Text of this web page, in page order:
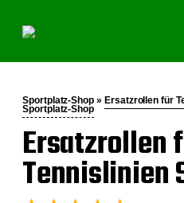
Sportplatz-Shop » Ersatzrollen für
Sportplatz-Shop
Ersatzrollen
Tennislinien